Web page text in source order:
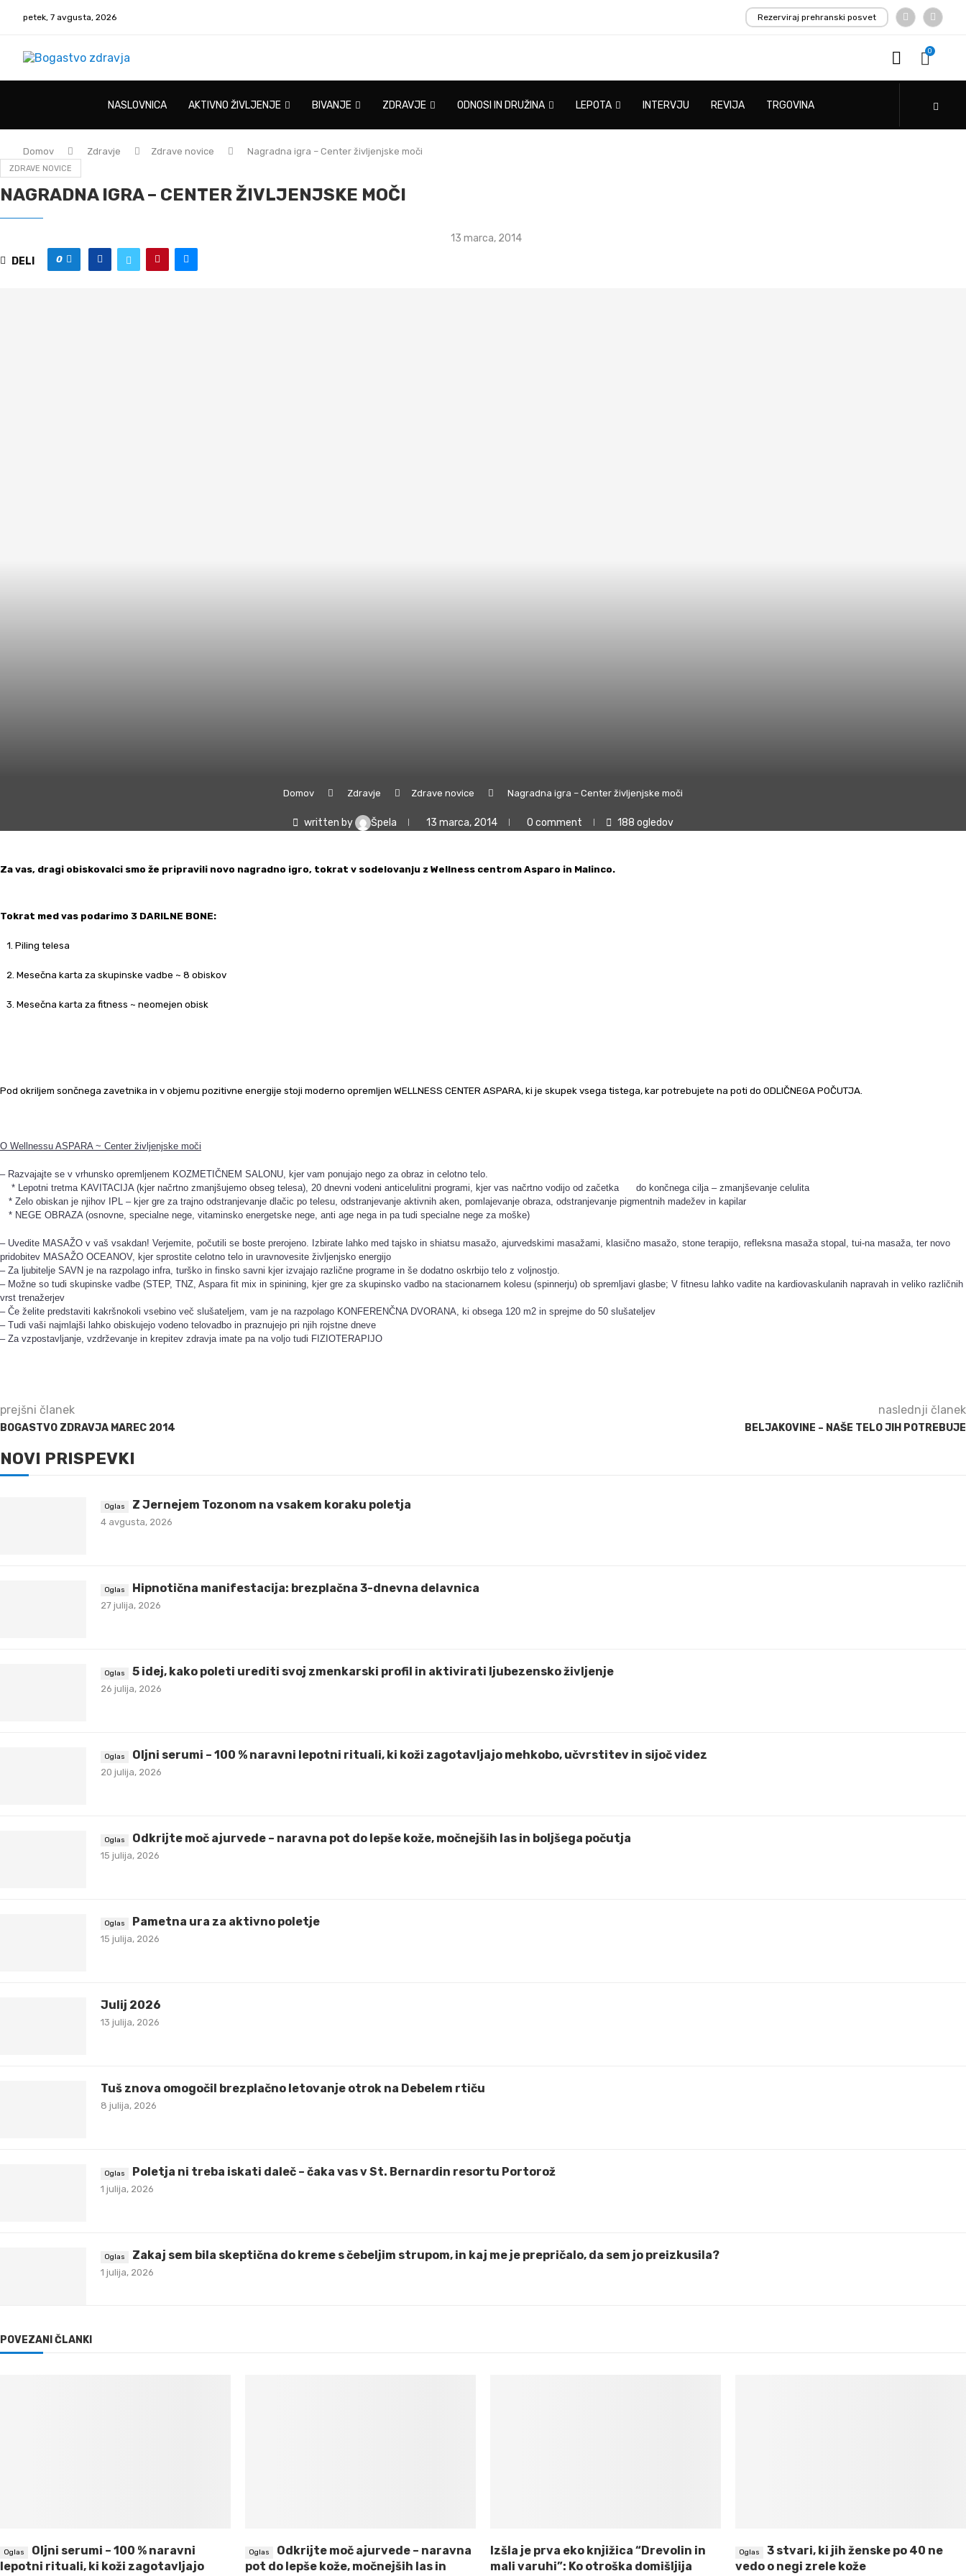
petek, 7 avgusta, 2026 Rezerviraj prehranski posvet
0
NASLOVNICA AKTIVNO ŽIVLJENJE BIVANJE ZDRAVJE ODNOSI IN DRUŽINA LEPOTA INTERVJU REVIJA TRGOVINA
Domov Zdravje Zdrave novice Nagradna igra – Center življenjske moči
ZDRAVE NOVICE
NAGRADNA IGRA – CENTER ŽIVLJENJSKE MOČI
13 marca, 2014
DELI
0
Domov Zdravje Zdrave novice Nagradna igra – Center življenjske moči
written by Špela 13 marca, 2014 0 comment 188 ogledov
Za vas, dragi obiskovalci smo že pripravili novo nagradno igro, tokrat v sodelovanju z Wellness centrom Asparo in Malinco.
Tokrat med vas podarimo 3 DARILNE BONE:
1. Piling telesa
2. Mesečna karta za skupinske vadbe ~ 8 obiskov
3. Mesečna karta za fitness ~ neomejen obisk
Pod okriljem sončnega zavetnika in v objemu pozitivne energije stoji moderno opremljen WELLNESS CENTER ASPARA, ki je skupek vsega tistega, kar potrebujete na poti do ODLIČNEGA POČUTJA.
O Wellnessu ASPARA ~ Center življenjske moči
– Razvajajte se v vrhunsko opremljenem KOZMETIČNEM SALONU, kjer vam ponujajo nego za obraz in celotno telo.
* Lepotni tretma KAVITACIJA (kjer načrtno zmanjšujemo obseg telesa), 20 dnevni vodeni anticelulitni programi, kjer vas načrtno vodijo od začetka do končnega cilja – zmanjševanje celulita
* Zelo obiskan je njihov IPL – kjer gre za trajno odstranjevanje dlačic po telesu, odstranjevanje aktivnih aken, pomlajevanje obraza, odstranjevanje pigmentnih madežev in kapilar
* NEGE OBRAZA (osnovne, specialne nege, vitaminsko energetske nege, anti age nega in pa tudi specialne nege za moške)
– Uvedite MASAŽO v vaš vsakdan! Verjemite, počutili se boste prerojeno. Izbirate lahko med tajsko in shiatsu masažo, ajurvedskimi masažami, klasično masažo, stone terapijo, refleksna masaža stopal, tui-na masaža, ter novo
pridobitev MASAŽO OCEANOV, kjer sprostite celotno telo in uravnovesite življenjsko energijo
– Za ljubitelje SAVN je na razpolago infra, turško in finsko savni kjer izvajajo različne programe in še dodatno oskrbijo telo z voljnostjo.
– Možne so tudi skupinske vadbe (STEP, TNZ, Aspara fit mix in spinining, kjer gre za skupinsko vadbo na stacionarnem kolesu (spinnerju) ob spremljavi glasbe; V fitnesu lahko vadite na kardiovaskulanih napravah in veliko različnih
vrst trenažerjev
– Če želite predstaviti kakršnokoli vsebino več slušateljem, vam je na razpolago KONFERENČNA DVORANA, ki obsega 120 m2 in sprejme do 50 slušateljev
– Tudi vaši najmlajši lahko obiskujejo vodeno telovadbo in praznujejo pri njih rojstne dneve
– Za vzpostavljanje, vzdrževanje in krepitev zdravja imate pa na voljo tudi FIZIOTERAPIJO
prejšni članek
BOGASTVO ZDRAVJA MAREC 2014
naslednji članek
BELJAKOVINE – NAŠE TELO JIH POTREBUJE
NOVI PRISPEVKI
Z Jernejem Tozonom na vsakem koraku poletja
4 avgusta, 2026
Hipnotična manifestacija: brezplačna 3-dnevna delavnica
27 julija, 2026
5 idej, kako poleti urediti svoj zmenkarski profil in aktivirati ljubezensko življenje
26 julija, 2026
Oljni serumi – 100 % naravni lepotni rituali, ki koži zagotavljajo mehkobo, učvrstitev in sijoč videz
20 julija, 2026
Odkrijte moč ajurvede – naravna pot do lepše kože, močnejših las in boljšega počutja
15 julija, 2026
Pametna ura za aktivno poletje
15 julija, 2026
Julij 2026
13 julija, 2026
Tuš znova omogočil brezplačno letovanje otrok na Debelem rtiču
8 julija, 2026
Poletja ni treba iskati daleč – čaka vas v St. Bernardin resortu Portorož
1 julija, 2026
Zakaj sem bila skeptična do kreme s čebeljim strupom, in kaj me je prepričalo, da sem jo preizkusila?
1 julija, 2026
POVEZANI ČLANKI
Oljni serumi – 100 % naravni
lepotni rituali, ki koži zagotavljajo
Odkrijte moč ajurvede – naravna
pot do lepše kože, močnejših las in
Izšla je prva eko knjižica “Drevolin in
mali varuhi”: Ko otroška domišljija
3 stvari, ki jih ženske po 40 ne
vedo o negi zrele kože